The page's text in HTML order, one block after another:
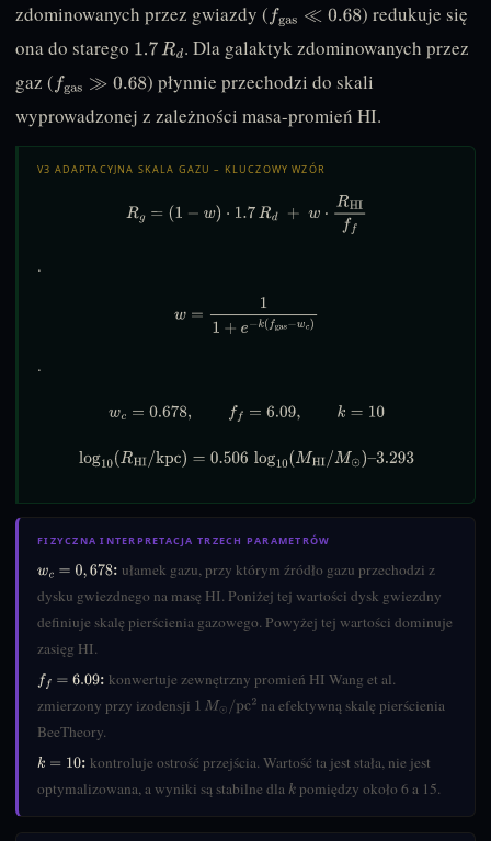
zdominowanych przez gwiazdy (fgas ≪0.68 ) redukuje się
ona do starego 1.7Rd . Dla galaktyk zdominowanych przez
gaz (fgas ≫0.68 ) płynnie przechodzi do skali
wyprowadzonej z zależności masa-promień HI.
V3 ADAPTACYJNA SKALA GAZU – KLUCZOWY WZÓR
R g= (1 −w) ⋅ 1.7Rd+ w⋅RHIf
.
w =1 1+e−k(fgas−wc)
.
wc= 0.678,f =6.09,k
log10(RHI/kpc )=0.506log10(MHI/M⊙)–3.293
FIZYCZNA INTERPRETACJA TRZECH PARAMETRÓW
wc =0 678 : ułamek gazu, przy którym źródło gazu przechodzi z
dysku gwiezdnego na masę HI. Poniżej tej wartości dysk gwiezdny
definiuje skalę pierścienia gazowego. Powyżej tej wartości dominuje
zasięg HI.
f= 6.09 : konwertuje zewnętrzny promień HI Wang et al.
zmierzony przy izodensji 1 M⊙/pc2 na efektywną skalę pierścienia
BeeTheory.
k =10 : kontroluje ostrość przejścia. Wartość ta jest stała, nie jest
optymalizowana, a wyniki są stabilne dla kpomiędzy około 6 a 15.